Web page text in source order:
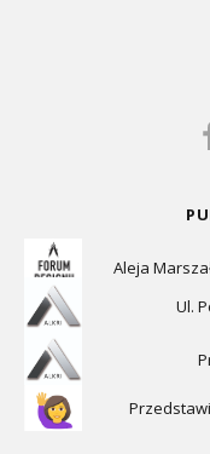
Aleja
Ul.